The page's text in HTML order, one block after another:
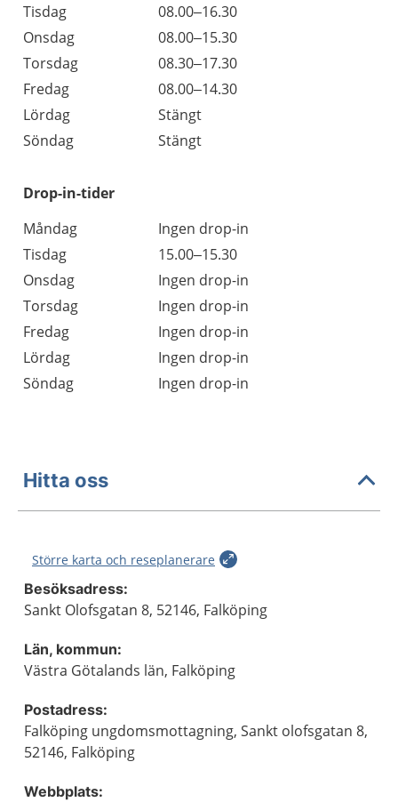
Tisdag
08.00–16.30
Onsdag
08.00–15.30
Torsdag
08.30–17.30
Fredag
08.00–14.30
Lördag
Stängt
Söndag
Stängt
Drop-in-tider
Måndag
Ingen drop-in
Tisdag
15.00–15.30
Onsdag
Ingen drop-in
Torsdag
Ingen drop-in
Fredag
Ingen drop-in
Lördag
Ingen drop-in
Söndag
Ingen drop-in
Hitta oss
Större karta och reseplanerare
Besöksadress:
Sankt Olofsgatan 8, 52146, Falköping
Län, kommun:
Västra Götalands län, Falköping
Postadress:
Falköping ungdomsmottagning, Sankt olofsgatan 8,
52146, Falköping
Webbplats: